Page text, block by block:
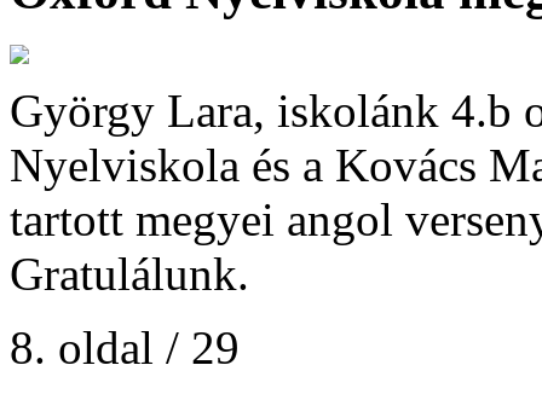
György Lara, iskolánk 4.b
Nyelviskola és a Kovács
tartott megyei angol
Gratulálunk.
8. oldal / 29